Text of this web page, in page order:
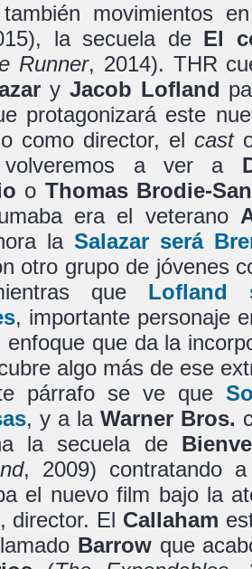
también movimientos
la secuela de El
Runner, 2014). THR
y Jacob Lofland
protagonizará este
como director, elcast
a ver a
o Thomas Brodie-
era el veterano
la Salazarserá
otro grupo de jóvenes
que Lofland
, importante personaje
enfoque que da la
algo más de ese
párrafo se ve que
, y a laWarner Bros.
la secuela de
, 2009) contratando
el nuevo film bajo la
, director. El Callaham
Barrowque